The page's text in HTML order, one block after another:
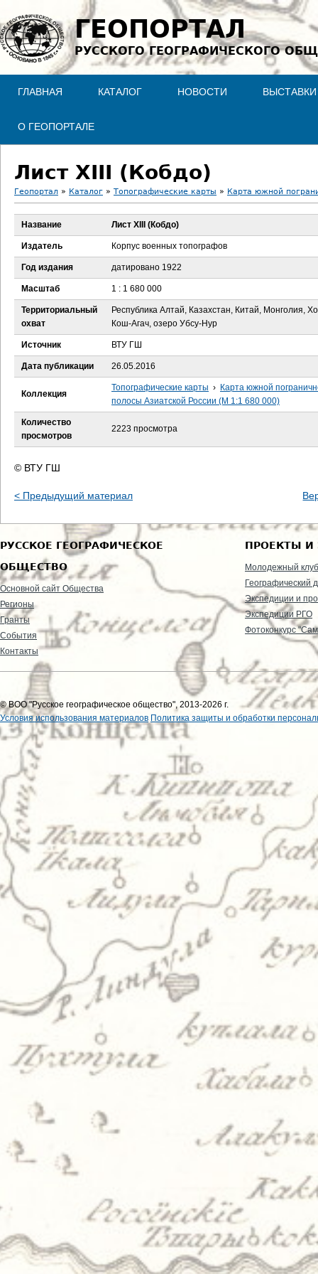
Jump to navigation
ГЕОПОРТАЛ
РУССКОГО ГЕОГРАФИЧЕСКОГО
ГЛАВНАЯ КАТАЛОГ НОВОСТИ ВЫСТАВКИ
О ГЕОПОРТАЛЕ
Лист XIII (Кобдо)
В
ы
д
е
с
ь
Геопортал » Каталог » Топографические карты » Карта южной
Название Лист XIII (Кобдо)
Издатель Корпус военных топографов
Год издания датировано 1922
Масштаб 1 : 1 680 000
Территориальный
охват
Республика Алтай, Казахстан, Китай, Монголия,
Кош-Агач, озеро Убсу-Нур
Источник ВТУ ГШ
Дата публикации 26.05.2016
Коллекция
Топографические карты › Карта южной
полосы Азиатской России (М 1:1 680 000)
Количество
просмотров
2223 просмотра
© ВТУ ГШ
< Предыдущий материал
РУССКОЕ ГЕОГРАФИЧЕСКОЕ
ОБЩЕСТВО
Основной сайт Общества
Регионы
Гранты
События
Контакты
ПРОЕКТЫ И
Молодежный клуб
Географический
Экспедиции и
Экспедиции РГО
Фотоконкурс
© ВОО "Русское географическое общество", 2013-2026 г.
Условия использования материалов Политика защиты и обработки